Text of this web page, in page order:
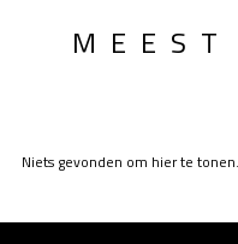
Niets gevonden om hier te tonen.